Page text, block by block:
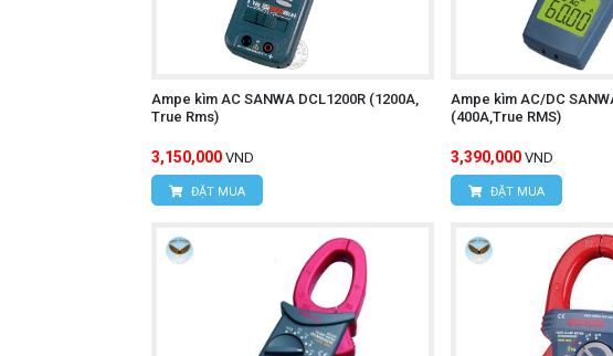
Cần điều chỉnh núm vặn đúng với thang đo và dải
Mắc chốt dương (+) của đồng hồ ampe kìm về phía
Không được mắc trực tiếp 2 chốt của đồng hồ vào
Khi đọc kết quả đo cần đặt mắt đọc đúng vị trí.
CÔNG TY TNHH THIẾT BỊ VÀ CÔNG NGHỆ
HÙNG NGUYÊN TECH - HÀ NỘI
Số nhà 15, ngõ 85, Tân Xuân, Phường
Ampe kìm AC SANWA DCL1200R (1200A,
True Rms)
3,150,000 VND
ĐẶT MUA
Ampe kìm AC/DC
(400A,True RMS)
3,390,000 VND
ĐẶT MUA